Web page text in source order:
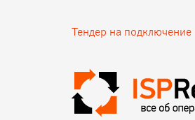
Тендер на подключение